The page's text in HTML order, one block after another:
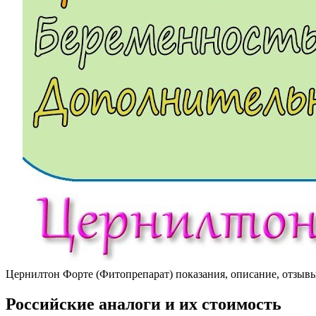
Цернилтон Форте (Фитопрепарат) показания, описание,
Российские аналоги и их стоимость